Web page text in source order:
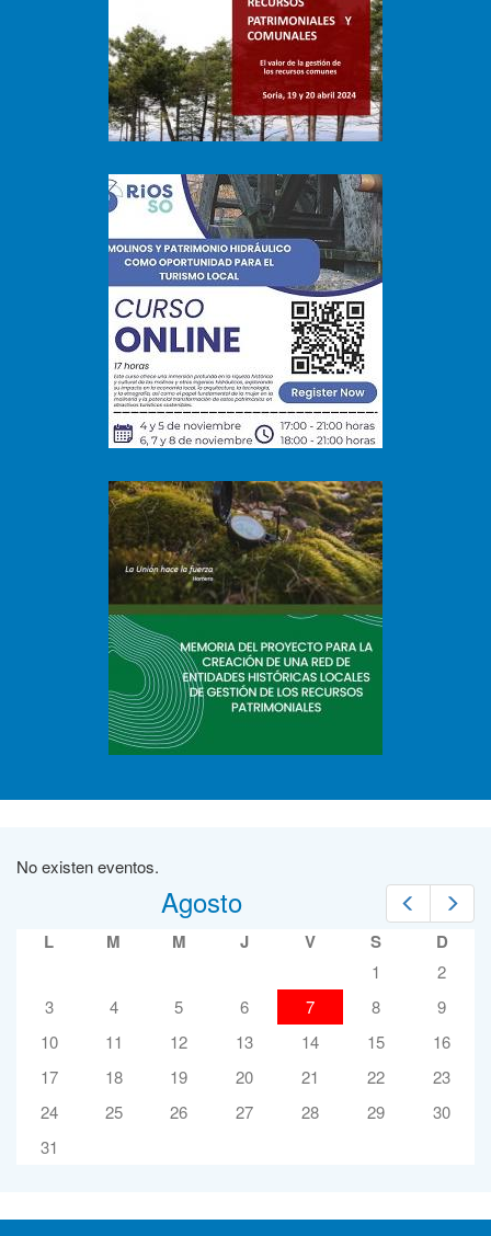
No existen eventos.
Prev
Agosto
L M M J V S D
1
2
3
4 5 6 7 8
9
10
11 12 13 14 15
16
17
18 19 20 21 22
23
24
25 26 27 28 29
30
31